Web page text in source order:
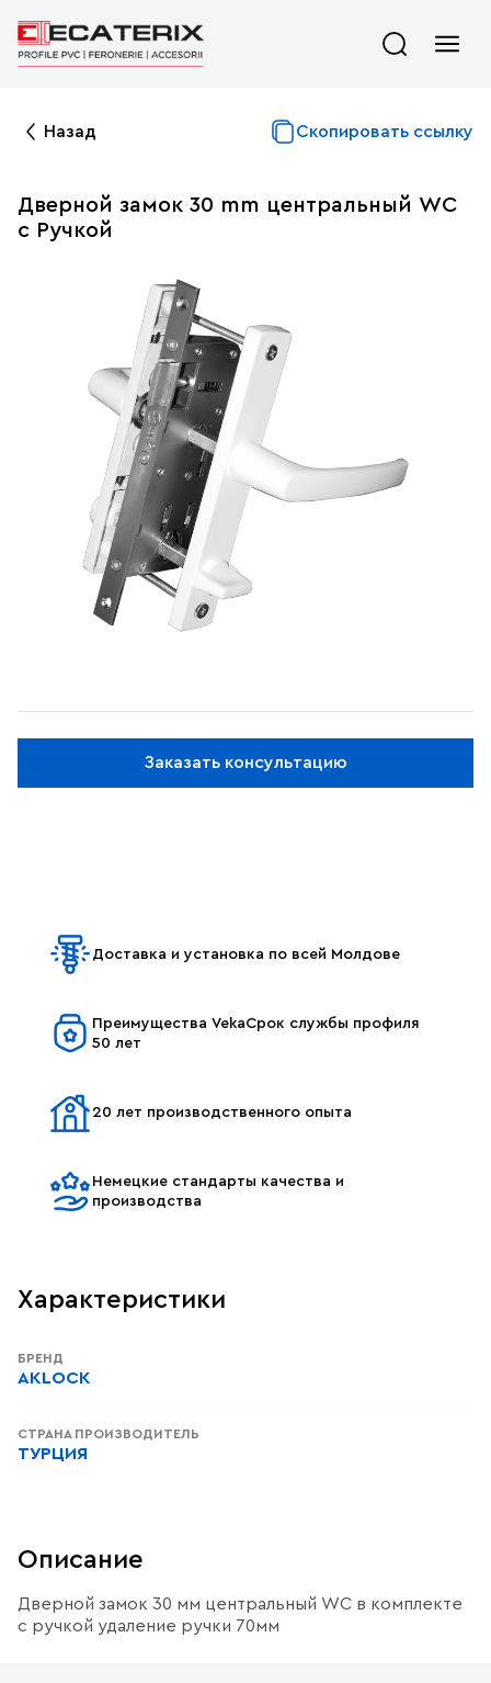
Назад Скопировать ссылку
Дверной замок 30 mm центральный WC
c Ручкой
Заказать консультацию
Доставка и установка по всей Молдове
Преимущества VekaСрок службы профиля
50 лет
20 лет производственного опыта
Немецкие стандарты качества и
производства
Характеристики
БРЕНД
AKLOCK
СТРАНА ПРОИЗВОДИТЕЛЬ
ТУРЦИЯ
Описание
Дверной замок 30 мм центральный WC в комплекте
с ручкой удаление ручки 70мм